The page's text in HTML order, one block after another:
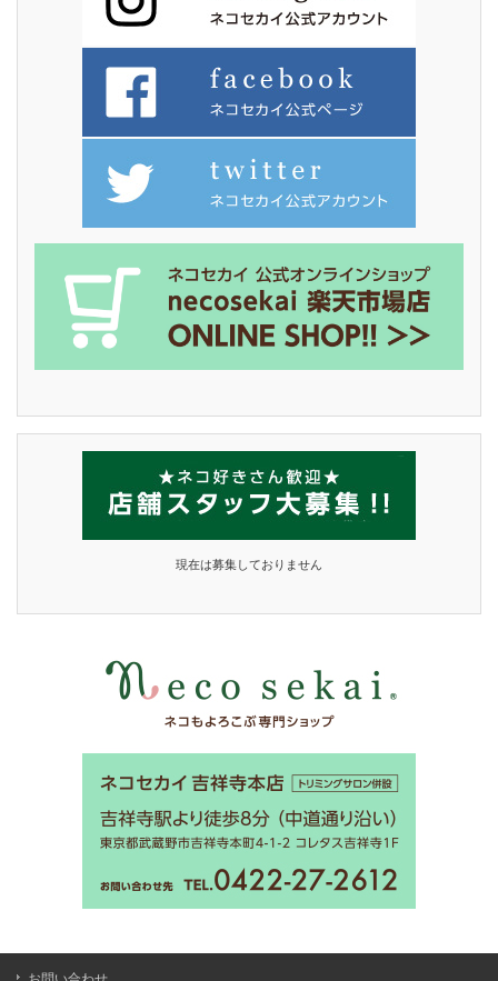
現在は募集しておりません